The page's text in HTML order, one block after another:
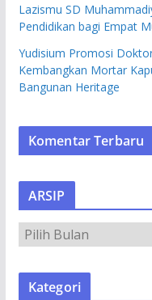
Lazismu SD
Pendidikan bagi Empat
Yudisium Promosi
Kembangkan Mortar
Bangunan Heritage
Komentar Terbaru
ARSIP
R
S
Kategori